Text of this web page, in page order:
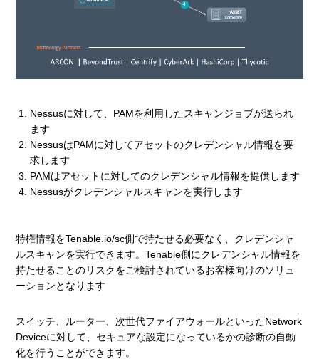
Nessusに対して、PAMを利用したスキャンジョブが送られ
ます
NessusはPAMに対してアセットのクレデンシャル情報を要
求します
PAMはアセットに対してのクレデンシャル情報を提供します
Nessusがクレデンシャルスキャンを実行します
特権情報をTenable.io/sc側で持たせる必要なく、クレデンシャ
ルスキャンを実行できます。Tenable側にクレデンシャル情報を
持たせることのリスクをご検討されているお客様向けのソリュ
ーションとなります
スイッチ、ルーター、次世代ファイアウォールといったNetwork
Deviceに対して、セキュアな設定になっているかの診断の自動
化を行うことができます。